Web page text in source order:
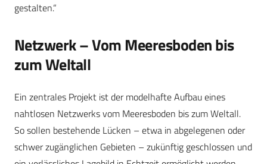
gestalten.“
Netzwerk – Vom Meeresboden bis
zum Weltall
Ein zentrales Projekt ist der modelhafte Aufbau eines
nahtlosen Netzwerks vom Meeresboden bis zum Weltall.
So sollen bestehende Lücken – etwa in abgelegenen oder
schwer zugänglichen Gebieten – zukünftig geschlossen und